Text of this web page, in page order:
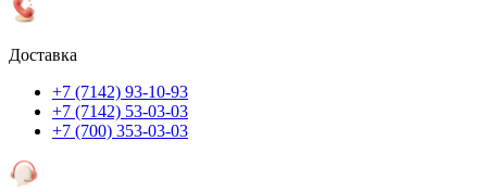
Доставка
+7 (7142) 93-10-93
+7 (7142) 53-03-03
+7 (700) 353-03-03